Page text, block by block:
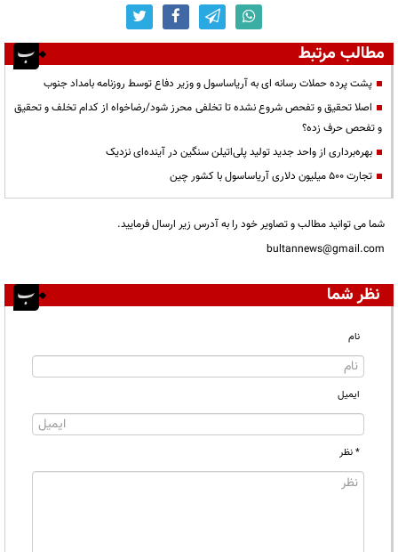
مطالب مرتبط
پشت پرده حملات رسانه ای به آریاساسول و وزیر دفاع توسط روزنامه بامداد جنوب
اصلا تحقیق و تفحص شروع نشده تا تخلفی محرز شود/رضاخواه از کدام تخلف و تحقیق
و تفحص حرف زده؟
بهره‌برداری از واحد جدید تولید پلی‌اتیلن سنگین در آینده‌ای نزدیک
تجارت 500 میلیون دلاری آریاساسول با کشور چین
شما می توانید مطالب و تصاویر خود را به آدرس زیر ارسال فرمایید.
bultannews@gmail.com
نظر شما
نام
ایمیل
* نظر